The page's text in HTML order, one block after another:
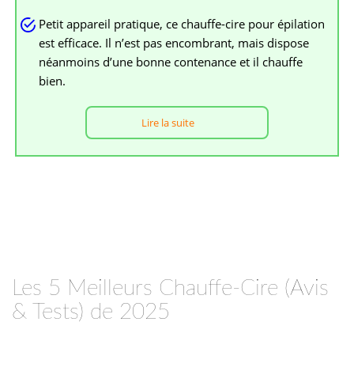
Petit appareil pratique, ce chauffe-cire pour épilation
est efficace. Il n’est pas encombrant, mais dispose
néanmoins d’une bonne contenance et il chauffe
bien.
Lire la suite
Les 5 Meilleurs Chauffe-Cire (Avis
& Tests) de 2025